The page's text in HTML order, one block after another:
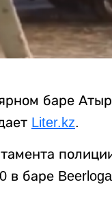
баре
Liter.kz.
в баре